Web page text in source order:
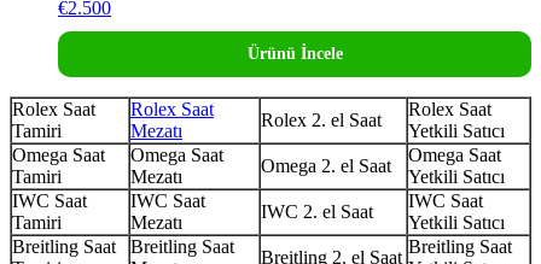
€2.500
Ürünü İncele
Rolex Saat
Tamiri
Rolex Saat
Mezatı
Rolex 2. el Saat
Rolex Saat
Yetkili Satıcı
Omega Saat
Tamiri
Omega Saat
Mezatı
Omega 2. el Saat
Omega Saat
Yetkili Satıcı
IWC Saat
Tamiri
IWC Saat
Mezatı
IWC 2. el Saat
IWC Saat
Yetkili Satıcı
Breitling Saat
Breitling Saat
Breitling 2. el Saat
Breitling Saat